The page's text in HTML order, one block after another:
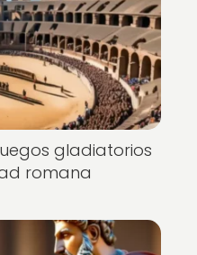
gladiatorios
romana